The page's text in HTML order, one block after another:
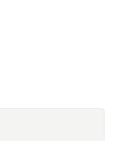
desde 2019,